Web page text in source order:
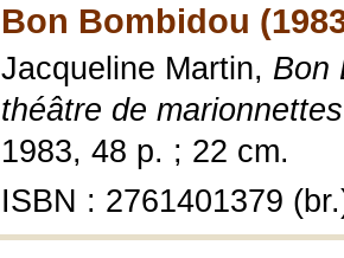
Bon Bombidou
Jacqueline Martin, Bon
théâtre de marionnettes
1983, 48 p. ; 22 cm.
ISBN : 2761401379